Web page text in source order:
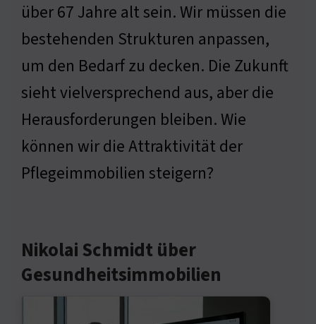
über 67 Jahre alt sein. Wir müssen die
bestehenden Strukturen anpassen,
um den Bedarf zu decken. Die Zukunft
sieht vielversprechend aus, aber die
Herausforderungen bleiben. Wie
können wir die Attraktivität der
Pflegeimmobilien steigern?
Nikolai Schmidt über
Gesundheitsimmobilien